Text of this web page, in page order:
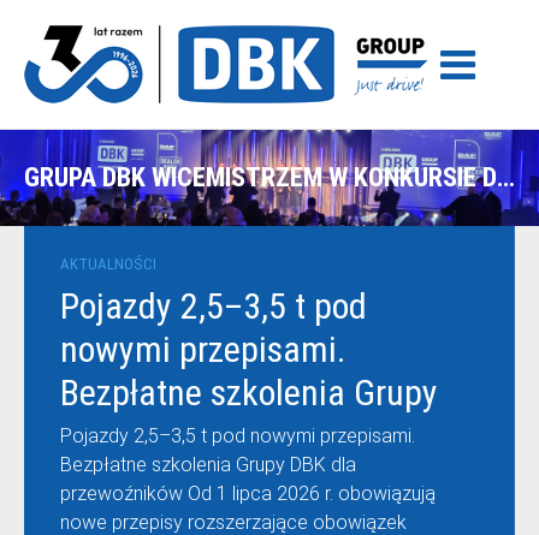
GRUPA DBK WICEMISTRZEM W KONKURSIE DEALER ROKU DAF 2026
AKTUALNOŚCI
Pojazdy 2,5–3,5 t pod
nowymi przepisami.
Bezpłatne szkolenia Grupy
DBK dla przewoźników
Pojazdy 2,5–3,5 t pod nowymi przepisami.
Bezpłatne szkolenia Grupy DBK dla
przewoźników Od 1 lipca 2026 r. obowiązują
nowe przepisy rozszerzające obowiązek